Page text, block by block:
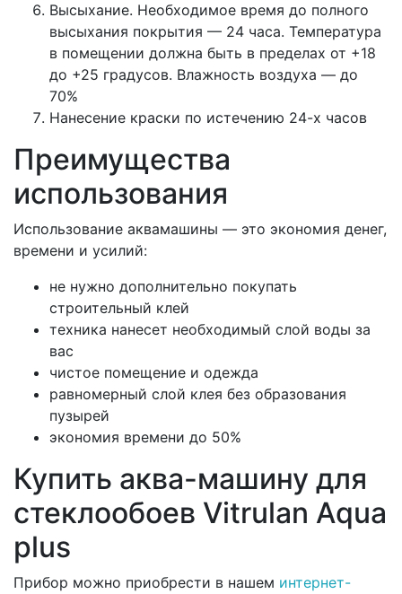
Высыхание. Необходимое время до полного
высыхания покрытия — 24 часа. Температура
в помещении должна быть в пределах от +18
до +25 градусов. Влажность воздуха — до
70%
Нанесение краски по истечению 24-х часов
Преимущества
использования
Использование аквамашины — это экономия денег,
времени и усилий:
не нужно дополнительно покупать
строительный клей
техника нанесет необходимый слой воды за
вас
чистое помещение и одежда
равномерный слой клея без образования
пузырей
экономия времени до 50%
Купить аква-машину для
стеклообоев Vitrulan Aqua
plus
Прибор можно приобрести в нашем интернет-